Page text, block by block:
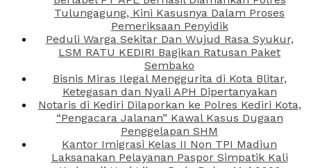
Tulungagung, Kini Kasusnya Dalam Proses
Pemeriksaan Penyidik
Peduli Warga Sekitar Dan Wujud Rasa Syukur,
LSM RATU KEDIRI Bagikan Ratusan Paket
Sembako
Bisnis Miras Ilegal Menggurita di Kota Blitar,
Ketegasan dan Nyali APH Dipertanyakan
Notaris di Kediri Dilaporkan ke Polres Kediri Kota,
“Pengacara Jalanan” Kawal Kasus Dugaan
Penggelapan SHM
Kantor Imigrasi Kelas II Non TPI Madiun
Laksanakan Pelayanan Paspor Simpatik Kali